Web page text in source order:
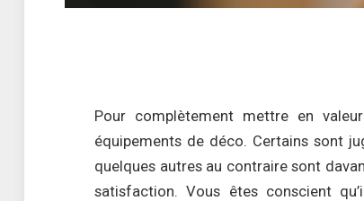
Pour complètement mettre en
équipements de déco. Certains sont
quelques autres au contraire sont
satisfaction. Vous êtes conscient